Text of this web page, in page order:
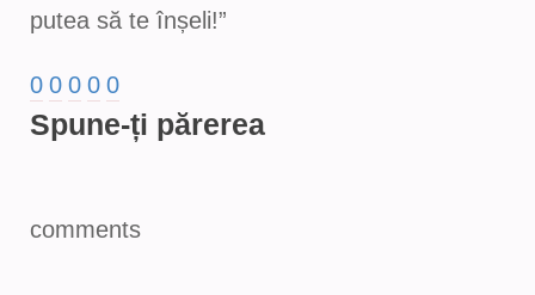
putea să te înșeli!”
0 0 0 0 0
Spune-ți părerea
comments